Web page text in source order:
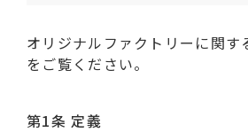
オリジナルファクトリーに関す
をご覧ください。
第1条 定義